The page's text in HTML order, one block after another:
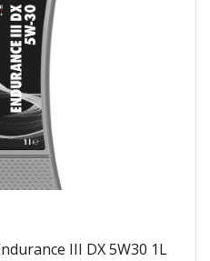
III DX 5W30 1L